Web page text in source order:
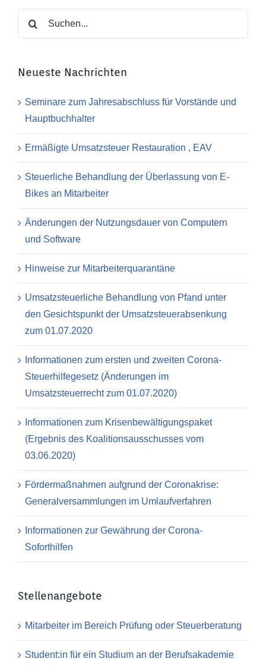
Neueste Nachrichten
Seminare zum Jahresabschluss für Vorstände und
Hauptbuchhalter
Ermäßigte Umsatzsteuer Restauration , EAV
Steuerliche Behandlung der Überlassung von E-
Bikes an Mitarbeiter
Änderungen der Nutzungsdauer von Computern
und Software
Hinweise zur Mitarbeiterquarantäne
Umsatzsteuerliche Behandlung von Pfand unter
den Gesichtspunkt der Umsatzsteuerabsenkung
zum 01.07.2020
Informationen zum ersten und zweiten Corona-
Steuerhilfegesetz (Änderungen im
Umsatzsteuerrecht zum 01.07.2020)
Informationen zum Krisenbewältigungspaket
(Ergebnis des Koalitionsausschusses vom
03.06.2020)
Fördermaßnahmen aufgrund der Coronakrise:
Generalversammlungen im Umlaufverfahren
Informationen zur Gewährung der Corona-
Soforthilfen
Stellenangebote
Mitarbeiter im Bereich Prüfung oder Steuerberatung
Student:in für ein Studium an der Berufsakademie